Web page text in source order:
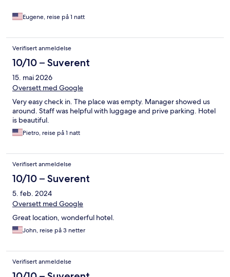
Eugene, reise på 1 natt
Verifisert anmeldelse
10/10 – Suverent
15. mai 2026
Oversett med Google
Very easy check in. The place was empty. Manager showed us
around. Staff was helpful with luggage and prive parking. Hotel
is beautiful.
Pietro, reise på 1 natt
Verifisert anmeldelse
10/10 – Suverent
5. feb. 2024
Oversett med Google
Great location, wonderful hotel.
John, reise på 3 netter
Verifisert anmeldelse